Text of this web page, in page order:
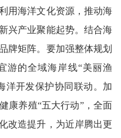
用海洋文化资源，推动海
兴产业聚能起势。结合海
牌矩阵。要加强整体规划
游的全域海岸线“美丽渔
洋开发保护协同联动。加
康养殖“五大行动”，全面
改造提升，为近岸腾出更